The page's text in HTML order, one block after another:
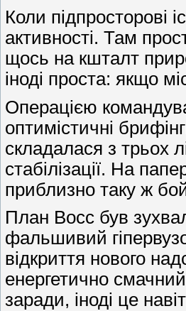
Коли підпросторові
активності. Там
щось на кшталт
іноді проста: якщо
Операцією
оптимістичні
складалася з трьох
стабілізації. На
приблизно таку ж
План Восс був
фальшивий
відкриття нового
енергетично
заради, іноді це